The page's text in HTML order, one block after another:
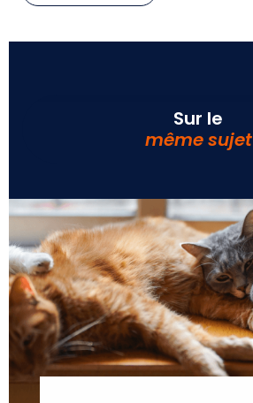
Sur le
même sujet